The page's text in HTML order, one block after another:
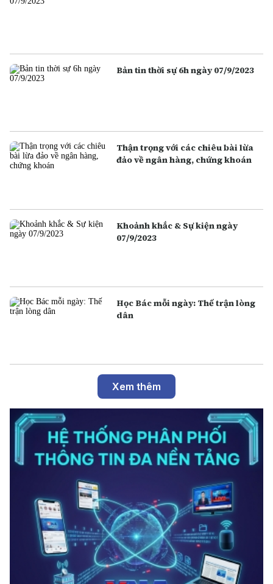
Bản tin thời sự 6h ngày 07/9/2023
Thận trọng với các chiêu bài lừa
đảo về ngân hàng, chứng khoán
Khoảnh khắc & Sự kiện ngày
07/9/2023
Học Bác mỗi ngày: Thế trận lòng
dân
Xem thêm